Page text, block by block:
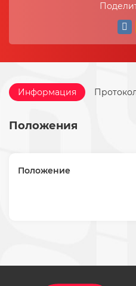
Информация
Положения
Положение